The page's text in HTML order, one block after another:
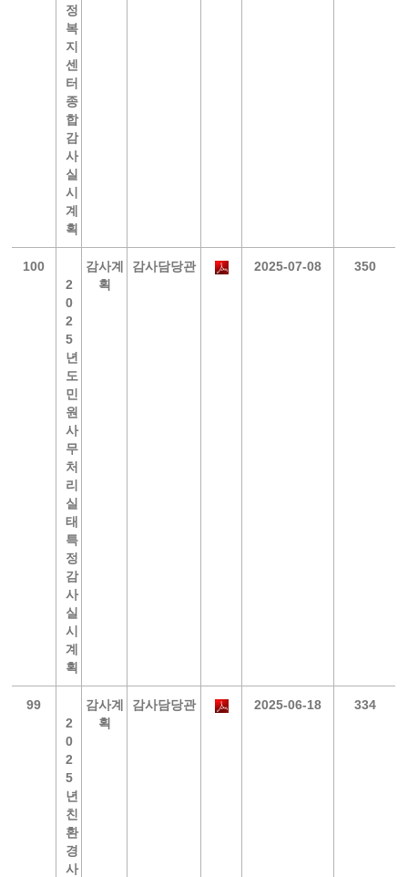
정
복
지
센
터
종
합
감
사
실
시
계
획
100
2
0
2
5
년
도
민
원
사
무
처
리
실
태
특
정
감
사
실
시
계
획
감사계
획
감사담당관 2025-07-08 350
99
2
0
2
5
년
친
환
경
사
감사계
획
감사담당관 2025-06-18 334